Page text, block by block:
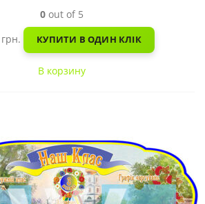
0out of 5
грн. КУПИТИ В ОДИН КЛІК
В корзину